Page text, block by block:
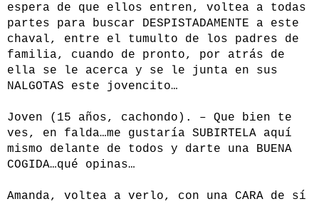
espera de que ellos entren, voltea a todas
partes para buscar DESPISTADAMENTE a este
chaval, entre el tumulto de los padres de
familia, cuando de pronto, por atrás de
ella se le acerca y se le junta en sus
NALGOTAS este jovencito…
Joven (15 años, cachondo). – Que bien te
ves, en falda…me gustaría SUBIRTELA aquí
mismo delante de todos y darte una BUENA
COGIDA…qué opinas…
Amanda, voltea a verlo, con una CARA de sí